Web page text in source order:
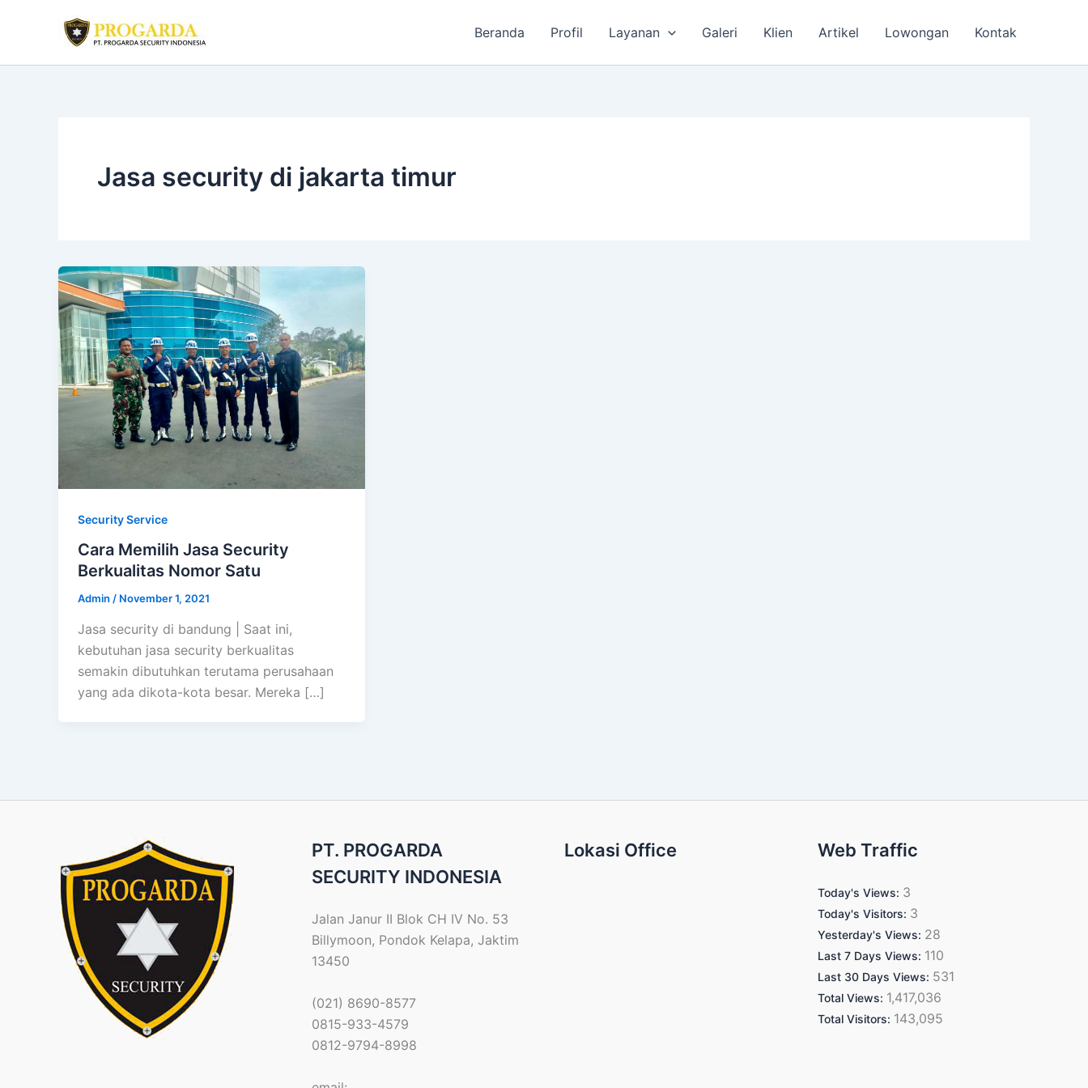
Beranda Profil Layanan Galeri Klien Artikel Lowongan Kontak
Jasa security di jakarta timur
Security Service
Cara Memilih Jasa Security
Berkualitas Nomor Satu
Admin / November 1, 2021
Jasa security di bandung | Saat ini,
kebutuhan jasa security berkualitas
semakin dibutuhkan terutama perusahaan
yang ada dikota-kota besar. Mereka […]
PT. PROGARDA
SECURITY INDONESIA
Jalan Janur II Blok CH IV No. 53
Billymoon, Pondok Kelapa, Jaktim
13450
(021) 8690-8577
0815-933-4579
0812-9794-8998
Lokasi Office Web Traffic
Today's Views: 3
Today's Visitors: 3
Yesterday's Views: 28
Last 7 Days Views: 110
Last 30 Days Views: 531
Total Views: 1,417,036
Total Visitors: 143,095